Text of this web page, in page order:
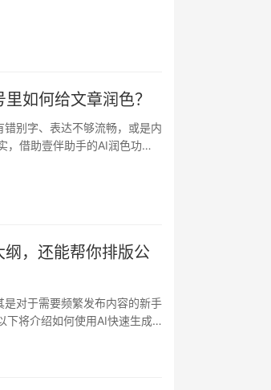
如何给文章润色？​
别字、表达不够流畅，或是内
，借助壹伴助手的AI润色功
，还能帮你排版公
对于需要频繁发布内容的新手
下将介绍如何使用AI快速生成